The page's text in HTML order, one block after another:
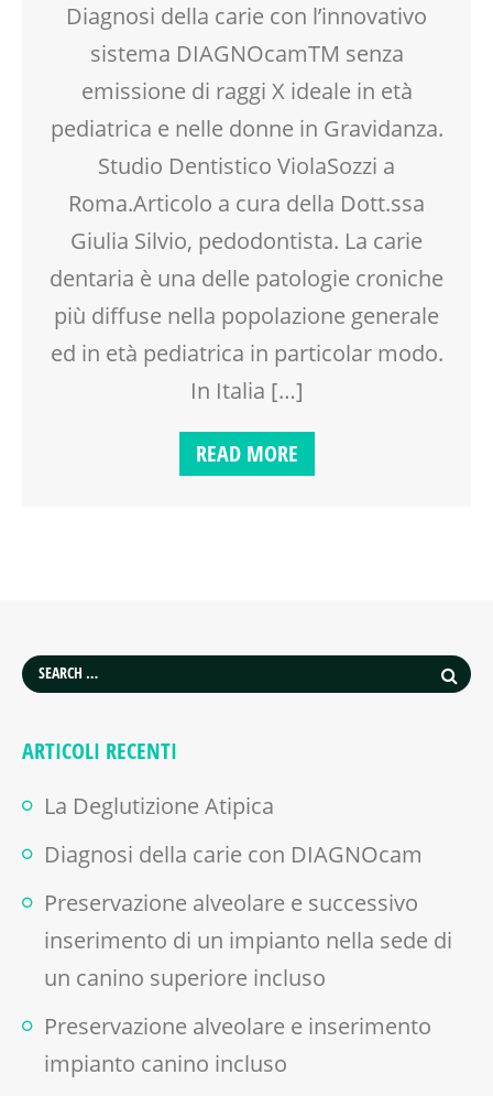
Diagnosi della carie con l’innovativo
sistema DIAGNOcamTM senza
emissione di raggi X ideale in età
pediatrica e nelle donne in Gravidanza.
Studio Dentistico ViolaSozzi a
Roma.Articolo a cura della Dott.ssa
Giulia Silvio, pedodontista. La carie
dentaria è una delle patologie croniche
più diffuse nella popolazione generale
ed in età pediatrica in particolar modo.
In Italia […]
READ MORE
ARTICOLI RECENTI
La Deglutizione Atipica
Diagnosi della carie con DIAGNOcam
Preservazione alveolare e successivo
inserimento di un impianto nella sede di
un canino superiore incluso
Preservazione alveolare e inserimento
impianto canino incluso